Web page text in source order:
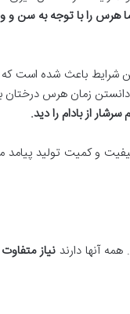
هرس را با توجه به سن
این شرایط باعث شده است
زمان هرس درختان
از بادام را دید.
و کمیت تولید پیامد
آنها دارندنیاز